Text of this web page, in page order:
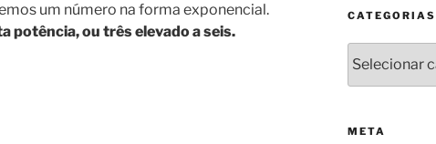
um número na forma exponencial.
potência, ou três elevado a seis.
CATEGORIAS
META